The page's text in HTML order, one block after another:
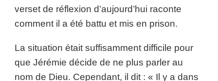
verset de réflexion d’aujourd’hui raconte
comment il a été battu et mis en prison.
La situation était suffisamment difficile pour
que Jérémie décide de ne plus parler au
nom de Dieu. Cependant, il dit : « Il y a dans